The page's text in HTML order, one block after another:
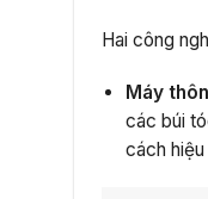
Hai công
Máy
các búi
cách hiệu